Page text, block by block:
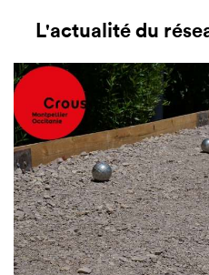
L'actualité du